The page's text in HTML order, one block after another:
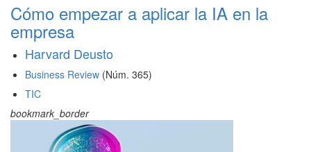
Cómo empezar a aplicar la IA en la
empresa
Harvard Deusto
Business Review (Núm. 365)
TIC
bookmark_border